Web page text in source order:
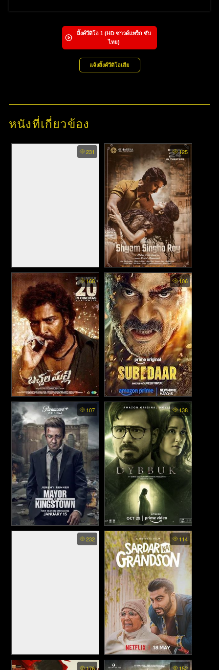
ลิ้งค์วีดิโอ1 (HD ซาวด์แทร็ก ซับ
ไทย)
แจ้งลิ้งค์วีดิโอเสีย
หนังที่เกี่ยวข้อง
231
Soorarai Pottru - สุดเวหา ข้า
จะไป (2020)
125
Shyam Singha Roy - รำลึก
อดีตรัก (2021)
168
Bachhala Malli - บาชาลา มัล
ลี (2024)
106
Subedaar - ซูเบดาร์ ล้างบาง
อธรรม (2026)
107
Mayor of Kingstown พากย์
ไทย - คิงส์ทาวน์ เมืองเดือดคน
138
Dybbuk: The Curse Is Real
(2021)
232
Tughlaq Durbar (2021)
114
Sardar Ka Grandson -
176 152